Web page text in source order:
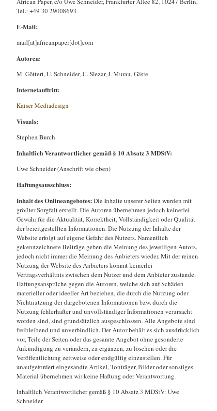
Tel.: +49 30 29008693
E-Mail:
mail[at]africanpaper[dot]com
Autoren:
M. Göttert, U. Schneider, U. Slezar, J. Murau, Gäste
Internetauftritt:
Kaiser Mediadesign
Visuals:
Stephen Burch
Inhaltlich Verantwortlicher gemäß § 10 Absatz 3 MDStV:
Uwe Schneider (Anschrift wie oben)
Haftungsausschluss:
Inhalt des Onlineangebotes: Die Inhalte unserer Seiten wurden mit
größter Sorgfalt erstellt. Die Autoren übernehmen jedoch keinerlei
Gewähr für die Aktualität, Korrektheit, Vollständigkeit oder Qualität
der bereitgestellten Informationen. Die Nutzung der Inhalte der
Website erfolgt auf eigene Gefahr des Nutzers. Namentlich
gekennzeichnete Beiträge geben die Meinung des jeweiligen Autors,
jedoch nicht immer die Meinung des Anbieters wieder. Mit der reinen
Nutzung der Website des Anbieters kommt keinerlei
Vertragsverhältnis zwischen dem Nutzer und dem Anbieter zustande.
Haftungsansprüche gegen die Autoren, welche sich auf Schäden
materieller oder ideeller Art beziehen, die durch die Nutzung oder
Nichtnutzung der dargebotenen Informationen bzw. durch die
Nutzung fehlerhafter und unvollständiger Informationen verursacht
worden sind, sind grundsätzlich ausgeschlossen. Alle Angebote sind
freibleibend und unverbindlich. Der Autor behält es sich ausdrücklich
vor, Teile der Seiten oder das gesamte Angebot ohne gesonderte
Ankündigung zu verändern, zu ergänzen, zu löschen oder die
Veröffentlichung zeitweise oder endgültig einzustellen. Für
unaufgefordert eingesandte Artikel, Tonträger, Bilder oder sonstiges
Material übernehmen wir keine Haftung oder Verantwortung.
Inhaltlich Verantwortlicher gemäß § 10 Absatz 3 MDStV: Uwe
Schneider